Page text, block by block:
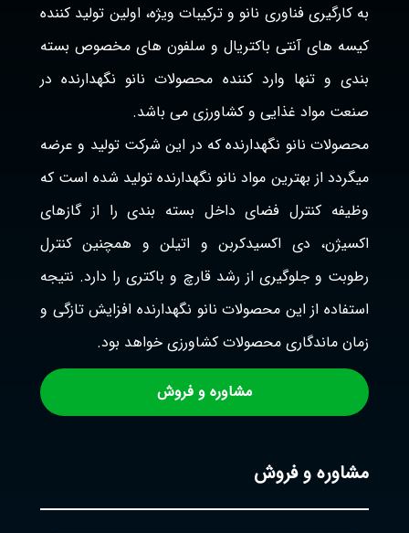
به کارگیری فناوری نانو و ترکیبات ویژه، اولین تولید کننده
کیسه های آنتی باکتریال و سلفون های مخصوص بسته
بندی و تنها وارد کننده محصولات نانو نگهدارنده در
صنعت مواد غذایی و کشاورزی می باشد.
محصولات نانو نگهدارنده که در این شرکت تولید و عرضه
میگردد از بهترین مواد نانو نگهدارنده تولید شده است که
وظیفه کنترل فضای داخل بسته بندی را از گازهای
اکسیژن، دی اکسیدکربن و اتیلن و همچنین کنترل
رطوبت و جلوگیری از رشد قارچ و باکتری را دارد. نتیجه
استفاده از این محصولات نانو نگهدارنده افزایش تازگی و
زمان ماندگاری محصولات کشاورزی خواهد بود.
مشاوره و فروش
مشاوره و فروش